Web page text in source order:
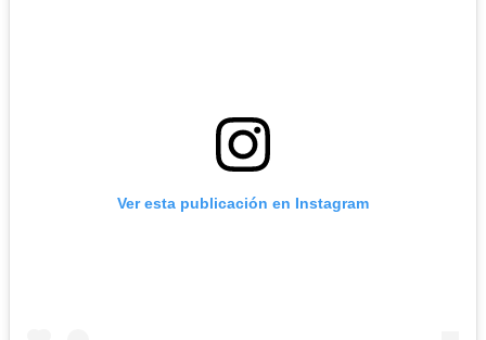
Ver esta publicación en Instagram